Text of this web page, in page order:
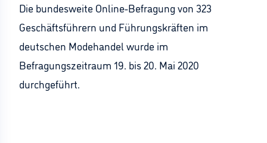
Die bundesweite Online-Befragung von 323
Geschäftsführern und Führungskräften im
deutschen Modehandel wurde im
Befragungszeitraum 19. bis 20. Mai 2020
durchgeführt.